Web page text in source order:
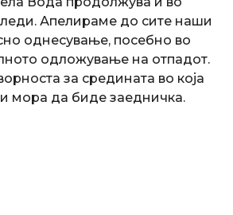
Апелираме до сите наши
однесување, посебно во
одложување на отпадот.
за средината во која
мора да биде заедничка.